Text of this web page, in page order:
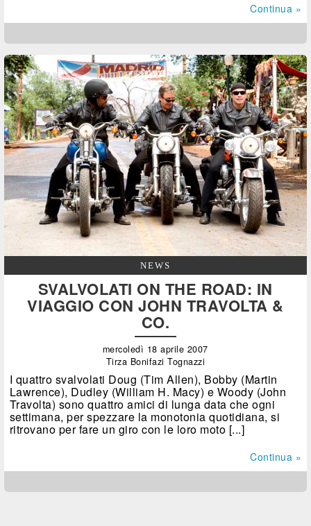
Continua »
NEWS
SVALVOLATI ON THE ROAD: IN
VIAGGIO CON JOHN TRAVOLTA &
CO.
mercoledì 18 aprile 2007
Tirza Bonifazi Tognazzi
I quattro svalvolati Doug (Tim Allen), Bobby (Martin
Lawrence), Dudley (William H. Macy) e Woody (John
Travolta) sono quattro amici di lunga data che ogni
settimana, per spezzare la monotonia quotidiana, si
ritrovano per fare un giro con le loro moto [...]
Continua »